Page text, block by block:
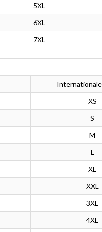
5XL
6XL
7XL
XS
S
M
L
XL
XXL
3XL
4XL